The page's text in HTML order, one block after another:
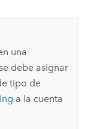
una
debe asignar
tipo de
a la cuenta